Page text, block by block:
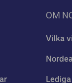
OM
Vilka